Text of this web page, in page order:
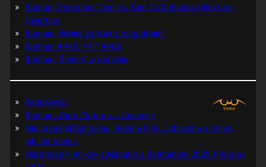
Batman Detective Comics, Tom 1: Gothamski Nokturn:
Uwertura
Batman: Wojna żartów z zagadkami
Batman #445-447, #480
Batman: Śmierć w rodzinie
Wątpliwość
Batman: Dark Patterns – recenzja
Nie prześpij Batmana i Robina P. K. Johnsona + zimny
jak lód bonus
Najlepsze komiksy związane z Batmanem 2025 (Polska i